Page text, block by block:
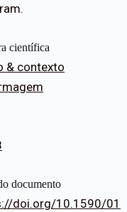
científica
& contexto
documento
doi.org/10.1590/01